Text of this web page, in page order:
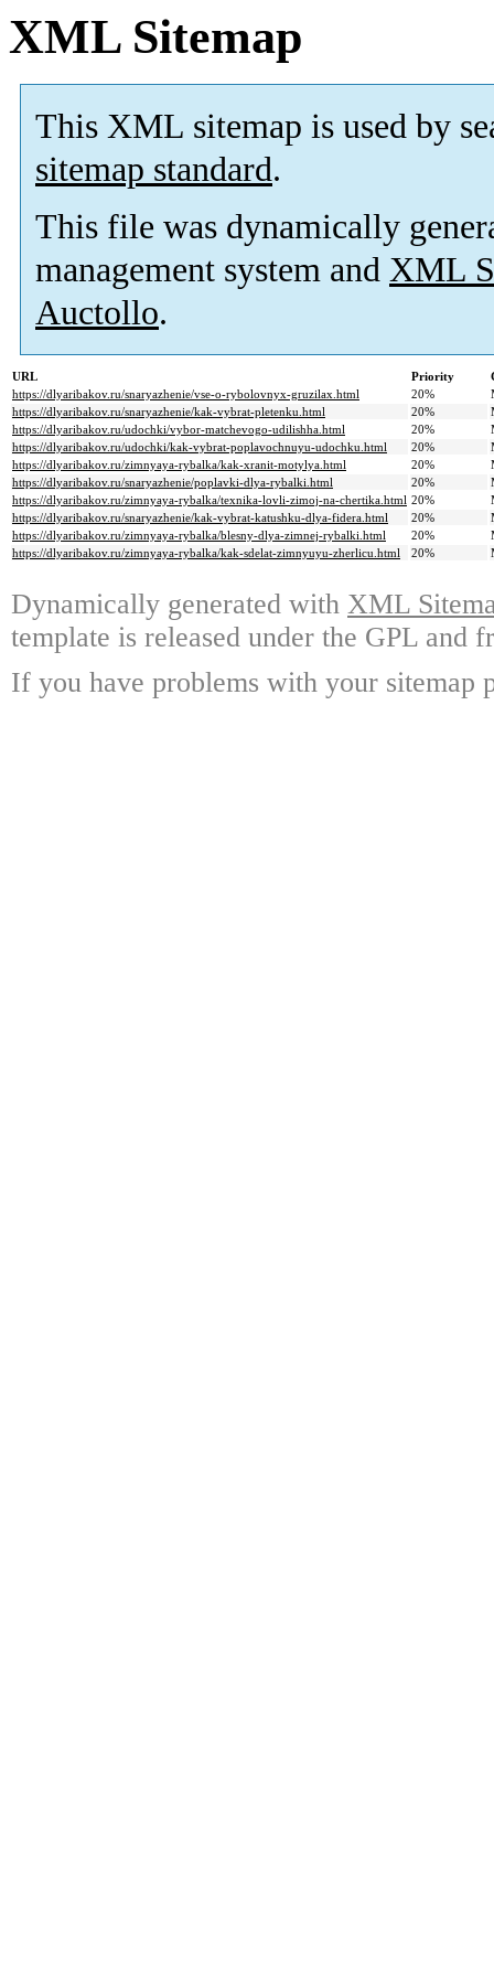
XML Sitemap
This XML sitemap is used by
sitemap standard.
This file was dynamically
management system and XML
Auctollo.
URL Priority
https://dlyaribakov.ru/snaryazhenie/vse-o-rybolovnyx-gruzilax.html
20%
https://dlyaribakov.ru/snaryazhenie/kak-vybrat-pletenku.html
20%
https://dlyaribakov.ru/udochki/vybor-matchevogo-udilishha.html
20%
https://dlyaribakov.ru/udochki/kak-vybrat-poplavochnuyu-udochku.html
20%
https://dlyaribakov.ru/zimnyaya-rybalka/kak-xranit-motylya.html
20%
https://dlyaribakov.ru/snaryazhenie/poplavki-dlya-rybalki.html
20%
https://dlyaribakov.ru/zimnyaya-rybalka/texnika-lovli-zimoj-na-chertika.html 20%
https://dlyaribakov.ru/snaryazhenie/kak-vybrat-katushku-dlya-fidera.html
20%
https://dlyaribakov.ru/zimnyaya-rybalka/blesny-dlya-zimnej-rybalki.html
20%
https://dlyaribakov.ru/zimnyaya-rybalka/kak-sdelat-zimnyuyu-zherlicu.html
20%
Dynamically generated with XML
template is released under the GPL and
If you have problems with your sitemap